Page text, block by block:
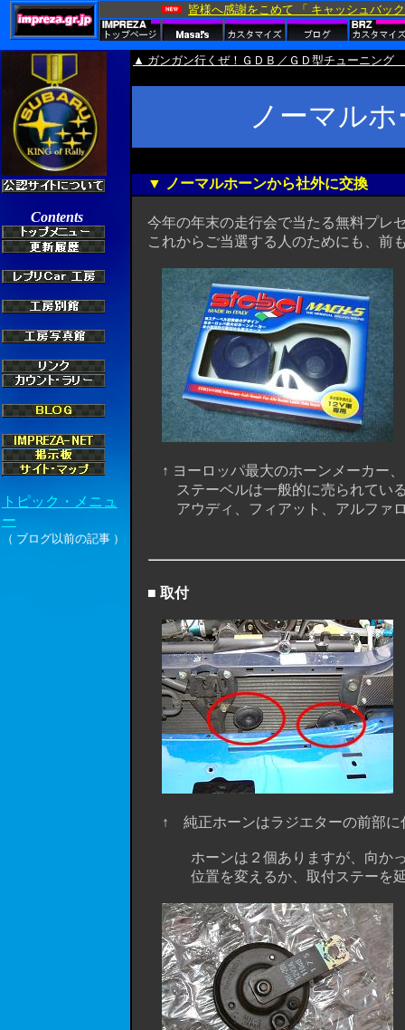
▲ ガンガン行くぜ！ＧＤＢ／ＧＤ型チューニング
ノーマル
▼ ノーマルホーンから社外に交換
今年の年末の走行会で当たる無料プレ
これからご当選する人のためにも、前
↑ ヨーロッパ最大のホーンメーカー、
ステーベルは一般的に売られている
アウディ、フィアット、アルファロ
■ 取付
↑ 純正ホーンはラジエターの前部に
ホーンは２個ありますが、向かって
位置を変えるか、取付ステーを延長